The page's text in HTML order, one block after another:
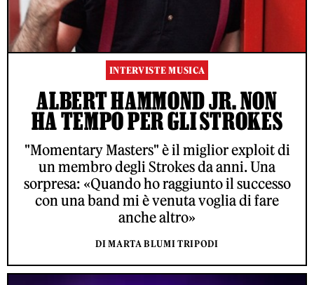
INTERVISTE MUSICA
ALBERT HAMMOND JR. NON
HA TEMPO PER GLI STROKES
"Momentary Masters" è il miglior exploit di
un membro degli Strokes da anni. Una
sorpresa: «Quando ho raggiunto il successo
con una band mi è venuta voglia di fare
anche altro»
DI MARTA BLUMI TRIPODI